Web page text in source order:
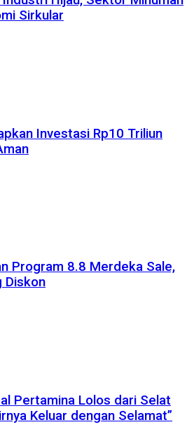
Sirkular
Investasi Rp10 Triliun
Program 8.8 Merdeka Sale,
Diskon
Pertamina Lolos dari Selat
Keluar dengan Selamat”